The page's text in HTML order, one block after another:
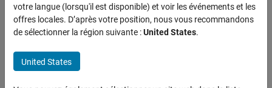
Vehicle Dynamics Blockset
Wheels and Tires
ON THIS PAGE
Perform coordinate transformation on tire data channels
Since R2023b
collapse all in page
Syntax
votre langue (lorsqu'il est disponible) et voir les événements et les
offres locales. D’après votre position, nous vous recommandons
de sélectionner la région suivante :United States.
United States